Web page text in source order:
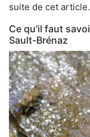
suite de cet article.
Ce qu’il faut
Sault-Brénaz